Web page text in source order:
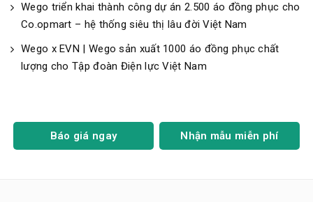
Wego triển khai thành công dự án 2.500 áo đồng phục cho
Co.opmart – hệ thống siêu thị lâu đời Việt Nam
Wego x EVN | Wego sản xuất 1000 áo đồng phục chất
lượng cho Tập đoàn Điện lực Việt Nam
Báo giá ngay Nhận mẫu miễn phí